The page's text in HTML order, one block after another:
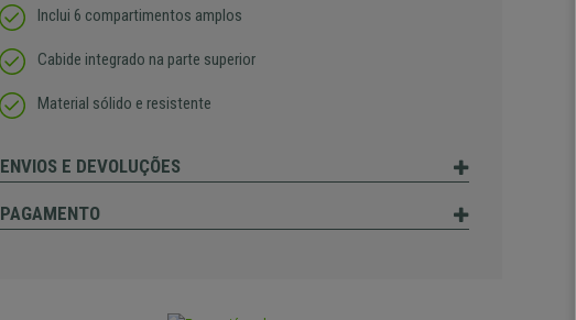
Inclui 6 compartimentos amplos
Cabide integrado na parte superior
Material sólido e resistente
ENVIOS E DEVOLUÇÕES
PAGAMENTO